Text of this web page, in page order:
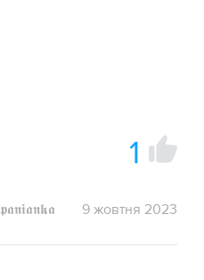
1
𝖕𝖆𝖓𝖎𝖆𝖓𝖐𝖆 9 жовтня 2023